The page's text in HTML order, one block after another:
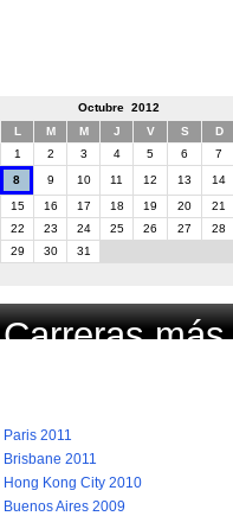
Octubre 2012
L
M M J V S
D
1
2 3 4 5 6
7
8
9 10 11 12 13
14
15
16 17 18 19 20
21
22
23 24 25 26 27
28
29
30 31
Carreras más
Paris 2011
Brisbane 2011
Hong Kong City 2010
Buenos Aires 2009